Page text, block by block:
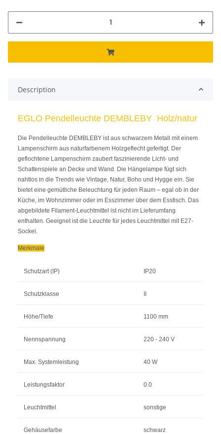
Description
EGLO Pendelleuchte DEMBLEBY Holz/natur
Die Pendelleuchte DEMBLEBY ist aus schwarzem Metall mit einem
Lampenschirm aus naturfarbenem Holzgeflecht gefertigt. Der
geflochtene Lampenschirm zaubert faszinierende Licht- und
Schattenspiele an Decke und Wand. Die Hängelampe fügt sich
nahtlos in die Trends wie Vintage, Natur, Boho und Hygge ein. Sie
bietet eine gemütliche Beleuchtung für jeden Raum – egal ob in der
Küche, im Wohnzimmer oder im Esszimmer über dem Esstisch. Das
abgebildete Filament-Leuchtmittel ist nicht im Lieferumfang
enthalten. Geeignet ist die Leuchte für jedes Leuchtmittel mit E27-
Sockel.
Merkmale
Schutzart (IP) IP20
Schutzklasse II
Höhe/Tiefe 1100 mm
Nennspannung 220 - 240 V
Max. Systemleistung 40 W
Leistungsfaktor 0.0
Leuchtmittel sonstige
Gehäusefarbe schwarz